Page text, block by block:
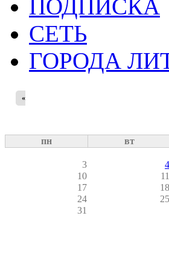
ПОДПИСКА
СЕТЬ
ГОРОДА
«
пн вт
3 4
10
11
17
18
24
25
31